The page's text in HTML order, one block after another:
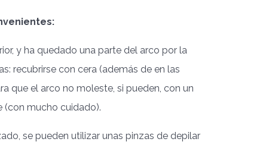
y ha quedado una parte del arco por la
recubrirse con cera (además de en las
que el arco no moleste, si pueden, con un
(con mucho cuidado).
se pueden utilizar unas pinzas de depilar